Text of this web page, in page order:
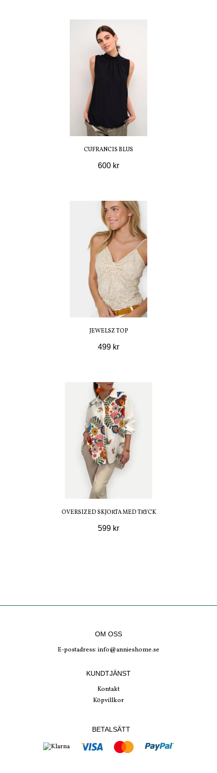
CUFRANCIS BLUS
600 kr
JEWELSZ TOP
499 kr
OVERSIZED SKJORTA MED TRYCK
599 kr
OM OSS
E-postadress: info@annieshome.se
KUNDTJÄNST
Kontakt
Köpvillkor
BETALSÄTT